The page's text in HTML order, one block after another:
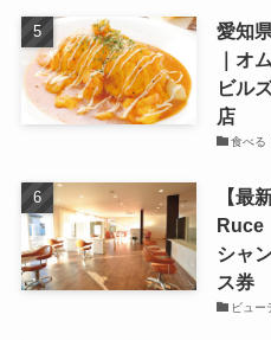
愛知
｜オ
ビル
店
食べる
【最
Ruce
シャ
ス券
ビュー